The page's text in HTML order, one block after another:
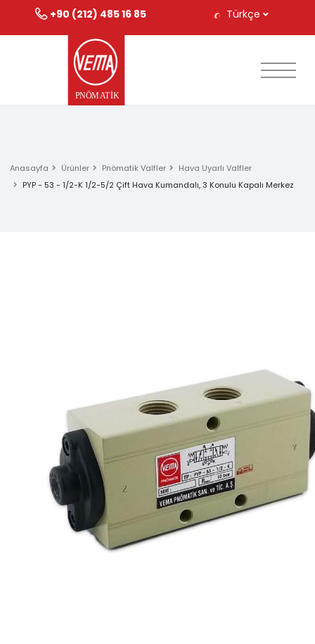
+90 (212) 485 16 85 Türkçe
Anasayfa Ürünler Pnömatik Valfler
Hava Uyarlı Valfler
PYP - 53 - 1/2-K 1/2-5/2 Çift Hava Kumandalı, 3 Konulu Kapalı Merkez